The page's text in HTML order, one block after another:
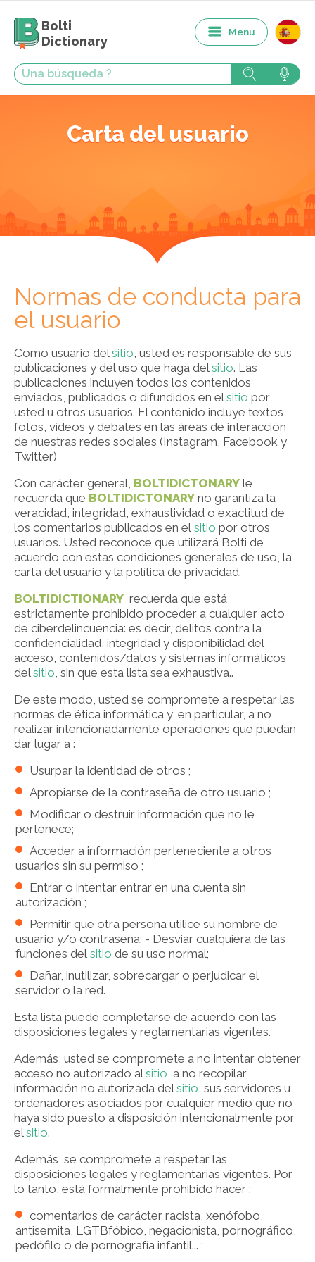
Bolti
Dictionary
Menu
Carta del usuario
Normas de conducta para
el usuario
Como usuario del sitio , usted es responsable de sus
publicaciones y del uso que haga del sitio. Las
publicaciones incluyen todos los contenidos
enviados, publicados o difundidos en el sitio por
usted u otros usuarios. El contenido incluye textos,
fotos, vídeos y debates en las áreas de interacción
de nuestras redes sociales (Instagram, Facebook y
Twitter)
Con carácter general, BOLTIDICTONARY le
recuerda que BOLTIDICTONARY no garantiza la
veracidad, integridad, exhaustividad o exactitud de
los comentarios publicados en el sitio por otros
usuarios. Usted reconoce que utilizará Bolti de
acuerdo con estas condiciones generales de uso, la
carta del usuario y la política de privacidad.
BOLTIDICTIONARY recuerda que está
estrictamente prohibido proceder a cualquier acto
de ciberdelincuencia: es decir, delitos contra la
confidencialidad, integridad y disponibilidad del
acceso, contenidos/datos y sistemas informáticos
del sitio , sin que esta lista sea exhaustiva..
De este modo, usted se compromete a respetar las
normas de ética informática y, en particular, a no
realizar intencionadamente operaciones que puedan
dar lugar a :
Usurpar la identidad de otros ;
Apropiarse de la contraseña de otro usuario ;
Modificar o destruir información que no le
pertenece;
Acceder a información perteneciente a otros
usuarios sin su permiso ;
Entrar o intentar entrar en una cuenta sin
autorización ;
Permitir que otra persona utilice su nombre de
usuario y/o contraseña; - Desviar cualquiera de las
funciones del sitio de su uso normal;
Dañar, inutilizar, sobrecargar o perjudicar el
servidor o la red.
Esta lista puede completarse de acuerdo con las
disposiciones legales y reglamentarias vigentes.
Además, usted se compromete a no intentar obtener
acceso no autorizado al sitio , a no recopilar
información no autorizada del sitio , sus servidores u
ordenadores asociados por cualquier medio que no
haya sido puesto a disposición intencionalmente por
el sitio.
Además, se compromete a respetar las
disposiciones legales y reglamentarias vigentes. Por
lo tanto, está formalmente prohibido hacer :
comentarios de carácter racista, xenófobo,
antisemita, LGTBfóbico, negacionista, pornográfico,
pedófilo o de pornografía infantil... ;